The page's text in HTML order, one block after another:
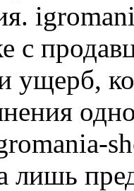
с
ущерб,
лишь